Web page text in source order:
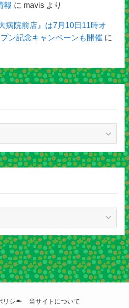
報 に mavisより
病院前店』は7月10日11時オ
ン記念キャンペーンも開催 に
リシー 当サイトについて